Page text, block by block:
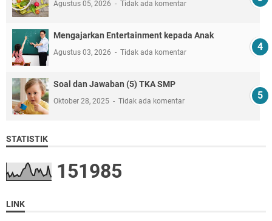
Agustus 05, 2026 Tidak ada komentar
Mengajarkan Entertainment kepada Anak
Agustus 03, 2026 Tidak ada komentar
Soal dan Jawaban (5) TKA SMP
Oktober 28, 2025 Tidak ada komentar
STATISTIK
151985
LINK